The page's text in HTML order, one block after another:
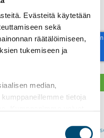
Evästeitä käytetään
sekä
räätälöimiseen,
tukemiseen ja
median,
tietoja
käyttänyt heidän
reCAPTCHA